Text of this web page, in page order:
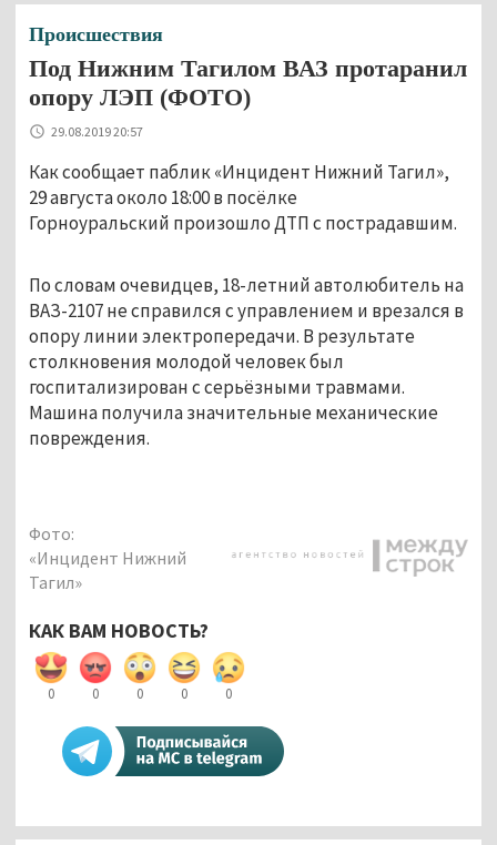
Происшествия
Под Нижним Тагилом ВАЗ протаранил
опору ЛЭП (ФОТО)
29.08.2019 20:57
Как сообщает паблик «Инцидент Нижний Тагил»,
29 августа около 18:00 в посёлке
Горноуральский произошло ДТП с пострадавшим.
По словам очевидцев, 18-летний автолюбитель на
ВАЗ-2107 не справился с управлением и врезался в
опору линии электропередачи. В результате
столкновения молодой человек был
госпитализирован с серьёзными травмами.
Машина получила значительные механические
повреждения.
Фото:
«Инцидент Нижний
Тагил»
КАК ВАМ НОВОСТЬ?
0 0 0 0 0